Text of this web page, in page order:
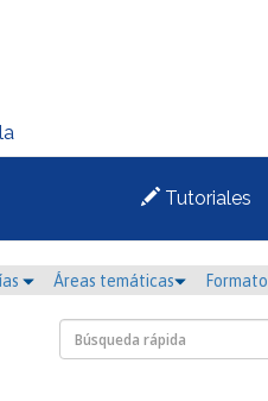
Tutoriales
Áreas temáticas Formato